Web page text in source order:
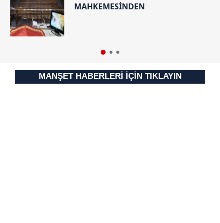
Sitemizde kendimize ve üçüncü kişilere ait çerezler
kullanılmaktadır. Bu çerezler vasıtasıyla çeşitli kişisel
verileriniz işlenmekte olup gerekli olan çerezler bilgi
kullanılmaktadır. Diğer çerezler, sitemizin daha işlevsel
reklam/pazarlama faaliyetlerinin yapılması, amaçlarıyla
MAHKEMESİNDEN
MANŞET HABERLERİ İÇİN TIKLAYIN